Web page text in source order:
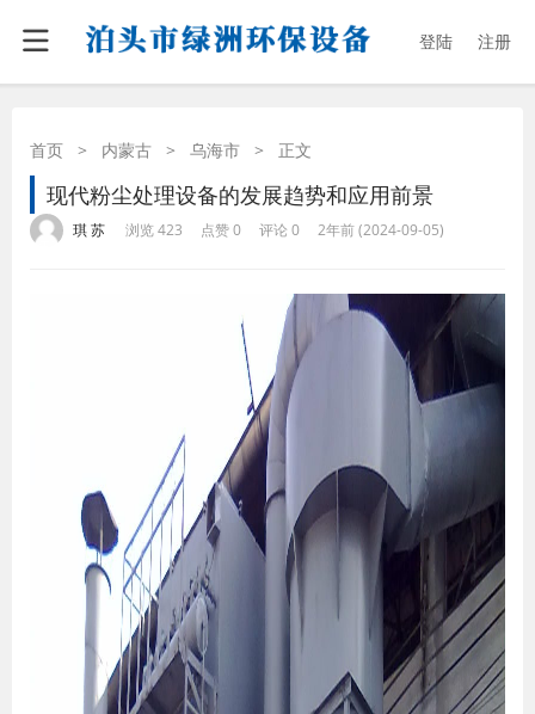
登陆 注册
首页 > 内蒙古 > 乌海市 > 正文
现代粉尘处理设备的发展趋势和应用前景
琪 苏 浏览 423 点赞 0 评论 0 2年前 (2024-09-05)